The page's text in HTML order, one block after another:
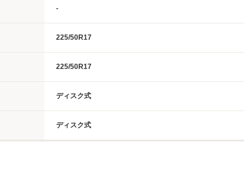
-
225/50R17
225/50R17
ディスク式
ディスク式